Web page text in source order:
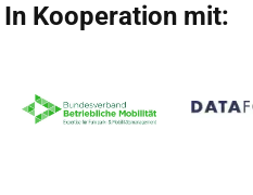
In Kooperation mit: